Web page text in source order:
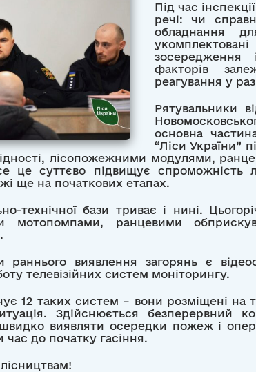
Під час
речі: чи
обладнання
факторів
реагування у
Рятувальники
основна
“Ліси України”
лісопожежними модулями,
суттєво підвищує спроможність
ще на початкових етапах.
технічної бази триває і нині.
мотопомпами, ранцевими
виявлення загорянь є
телевізійних систем моніторингу.
12 таких систем – вони розміщені на
Здійснюється безперервний
виявляти осередки пожеж і
до початку гасіння.